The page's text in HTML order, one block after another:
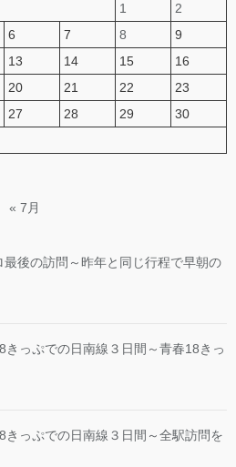
1
2
6 7 8
9
13 14 15
16
20 21 22
23
27 28 29
30
« 7月
後の訪問～昨年と同じ行程で早朝の
っぷでの日南線３日間～青春18きっ
っぷでの日南線３日間～全駅訪問を